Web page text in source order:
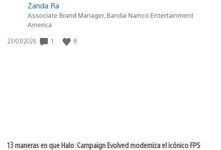
Zanda Ra
Associate Brand Manager, Bandai Namco Entertainment
America
Fecha
23/07/2026 1 8
13 maneras en que Halo: Campaign Evolved moderniza el icónico FPS